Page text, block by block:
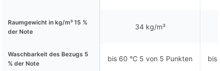
Raumgewicht in kg/m³ 15 %
der Note
34 kg/m³
Waschbarkeit des Bezugs 5
% der Note
bis 60 °C 5 von 5 Punkten bis